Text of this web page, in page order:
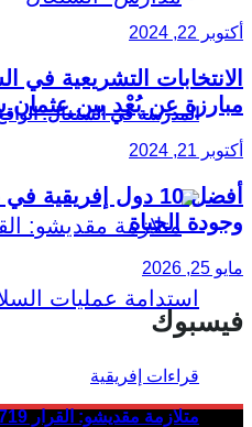
المدرسة في السنغال:
أكتوبر 22, 2024
الانتخابات التشريعية في
مبارزة عن بُعْد بين
أكتوبر 21, 2024
وجودة الحياة
مايو 25, 2026
فيسبوك